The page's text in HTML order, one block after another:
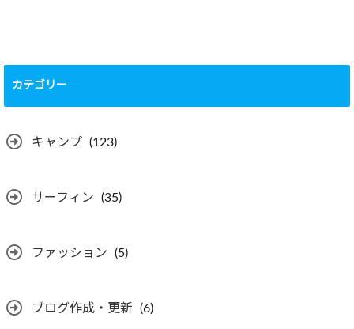
カテゴリー
キャンプ (123)
サーフィン (35)
ファッション (5)
ブログ作成・更新 (6)